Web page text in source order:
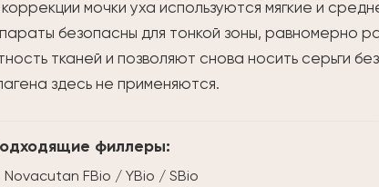
мочки уха используются мягкие и
безопасны для тонкой зоны, равномерно
тканей и позволяют снова носить серьги
здесь не применяются.
филлеры:
Novacutan FBio / YBio / SBio